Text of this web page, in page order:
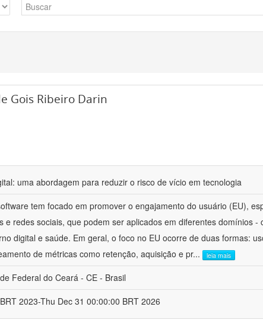
Gois Ribeiro Darin
uma abordagem para reduzir o risco de vício em tecnologia
tem focado em promover o engajamento do usuário (EU),
e redes sociais, que podem ser aplicados em diferentes domínios -
digital e saúde. Em geral, o foco no EU ocorre de duas formas:
de métricas como retenção, aquisição e pr... leia mais
Federal do Ceará - CE - Brasil
2023-Thu Dec 31 00:00:00 BRT 2026